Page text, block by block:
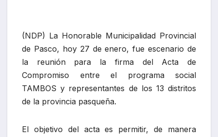
(NDP) La Honorable Municipalidad Provincial
de Pasco, hoy 27 de enero, fue escenario de
la reunión para la firma del Acta de
Compromiso entre el programa social
TAMBOS y representantes de los 13 distritos
de la provincia pasqueña.
El objetivo del acta es permitir, de manera